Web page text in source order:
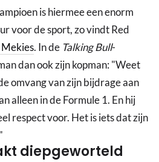
is hiermee een enorm
voor de sport, zo vindt Red
. In de Talking Bull-
dan ook zijn kopman: "Weet
omvang van zijn bijdrage aan
alleen in de Formule 1. En hij
respect voor. Het is iets dat zijn
diepgeworteld